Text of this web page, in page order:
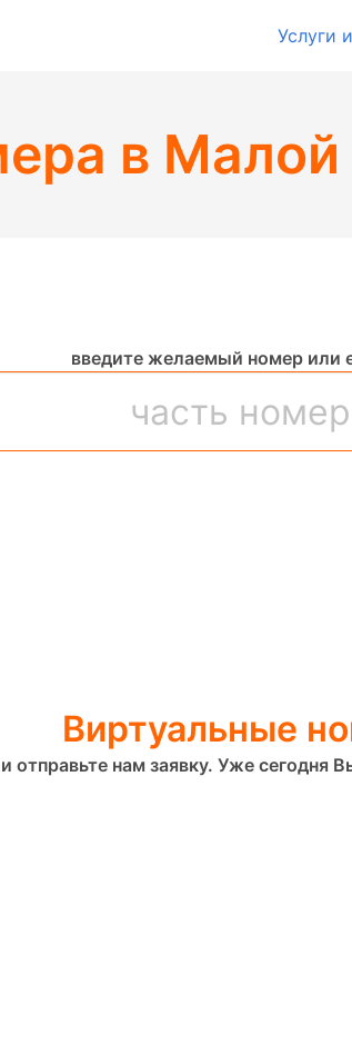
Услуги
в
введите желаемый номер или
Виртуальные
отправьте нам заявку. Уже сегодня